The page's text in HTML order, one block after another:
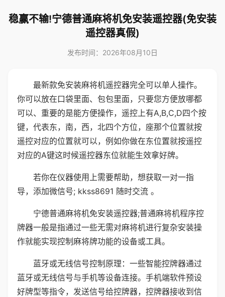
稳赢不输!宁德普通麻将机免安装遥控器(免安装
遥控器真假)
发布时间：2026年08月10日
最新款免安装麻将机遥控器完全可以单人操作。
你可以放在口袋里面、包包里面，只要您方便放哪都
可以、重要的是能方便操作，遥控上有A,B,C,D四个按
键，代表东，南，西，北四个方位，座那个位置就按
遥控对应的位置就可以，例如你做在东位置就按遥控
对应的A键这时候遥控器东位就能生效拿好牌。
若你在仪器使用上需要帮助，想获取一对一指
导，添加微信号; kkss8691 随时交流 。
宁德普通麻将机免安装遥控器;普通麻将机程序控
牌器一般是指通过一些无需对麻将机进行复杂安装操
作就能实现控制麻将牌功能的设备或工具。
蓝牙或无线信号控制原理：一些智能控牌器通过
蓝牙或无线信号与手机等设备连接。手机端软件预设
好牌型等指令，发送信号给控牌器，控牌器接收到信